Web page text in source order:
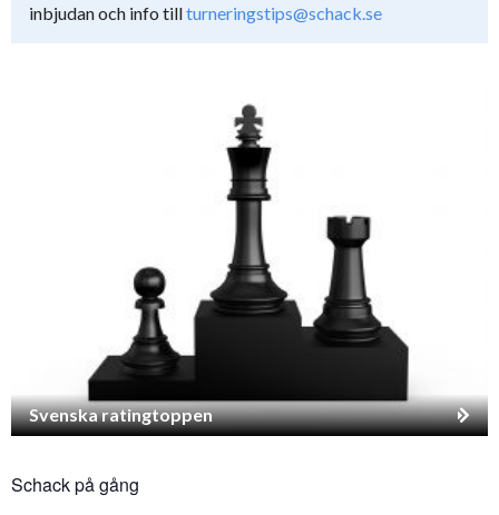
inbjudan och info tillturneringstips@schack.se
Svenska ratingtoppen
Schack på gång